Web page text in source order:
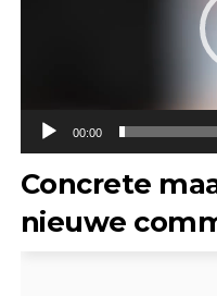
00:00
Concrete
nieuwe